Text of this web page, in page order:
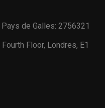
de Galles: 2756321
Floor, Londres, E1